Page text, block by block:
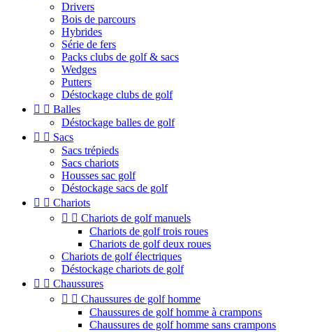
Drivers
Bois de parcours
Hybrides
Série de fers
Packs clubs de golf & sacs
Wedges
Putters
Déstockage clubs de golf
  Balles
Déstockage balles de golf
  Sacs
Sacs trépieds
Sacs chariots
Housses sac golf
Déstockage sacs de golf
  Chariots
  Chariots de golf manuels
Chariots de golf trois roues
Chariots de golf deux roues
Chariots de golf électriques
Déstockage chariots de golf
  Chaussures
  Chaussures de golf homme
Chaussures de golf homme à crampons
Chaussures de golf homme sans crampons